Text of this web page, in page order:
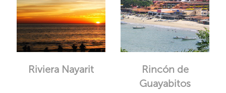
Riviera Nayarit
Rincón de
Guayabitos